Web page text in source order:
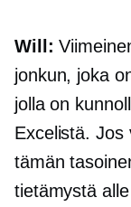
Will:
jonkun, joka
jolla on
Excelistä. Jos
tämän
tietämystä